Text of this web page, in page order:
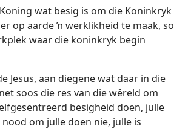
wat besig is om die Koninkryk
op aarde ŉ werklikheid te maak, so
waar die koninkryk begin
Jesus, aan diegene wat daar in die
soos die res van die wêreld om
besigheid doen, julle
om julle doen nie, julle is